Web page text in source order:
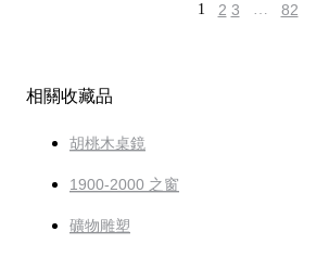
1 2 3 … 82
相關收藏品
胡桃木桌鏡
1900-2000 之窗
礦物雕塑